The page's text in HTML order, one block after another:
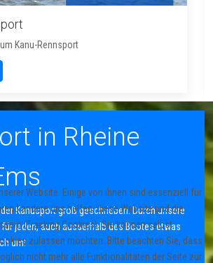
Kanu-Rennsport
in Rheine
Kanusport groß geschrieben. Durch unsere
jeden, auch ausserhalb des Bootes etwas
um!
Website. Einige von ihnen sind essenziell für
andere uns helfen, diese Website und die
(Tracking Cookies). Sie können selbst
zulassen möchten. Bitte beachten Sie, dass
nicht mehr alle Funktionalitäten der Seite zur